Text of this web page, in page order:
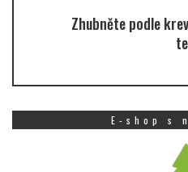
Zhubněte podle
E-shop s